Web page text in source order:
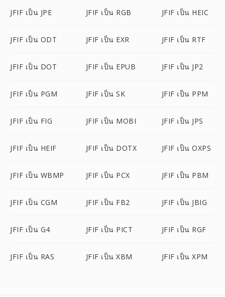
JFIF เป็น JPE JFIF เป็น RGB JFIF เป็น HEIC
JFIF เป็น ODT JFIF เป็น EXR JFIF เป็น RTF
JFIF เป็น DOT JFIF เป็น EPUB JFIF เป็น JP2
JFIF เป็น PGM JFIF เป็น SK JFIF เป็น PPM
JFIF เป็น FIG JFIF เป็น MOBI JFIF เป็น JPS
JFIF เป็น HEIF JFIF เป็น DOTX JFIF เป็น OXPS
JFIF เป็น WBMP JFIF เป็น PCX JFIF เป็น PBM
JFIF เป็น CGM JFIF เป็น FB2 JFIF เป็น JBIG
JFIF เป็น G4 JFIF เป็น PICT JFIF เป็น RGF
JFIF เป็น RAS JFIF เป็น XBM JFIF เป็น XPM